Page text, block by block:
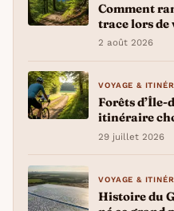
Comment
trace lors de
2 août 2026
VOYAGE &
Forêts d’Île-
itinéraire
29 juillet 2026
VOYAGE &
Histoire du